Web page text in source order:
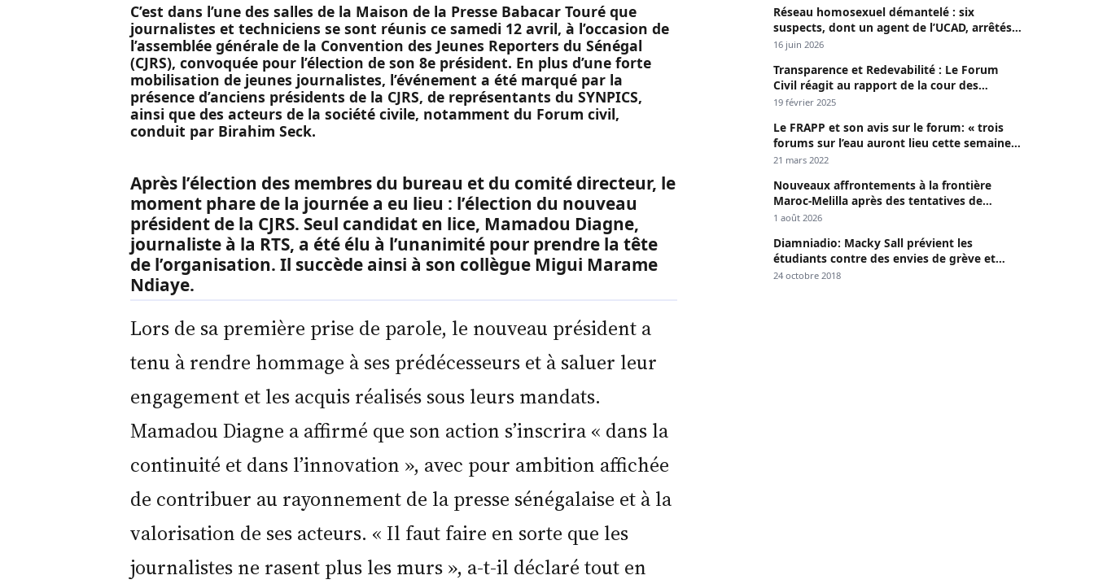
C’est dans l’une des salles de la Maison de la Presse Babacar Touré que
journalistes et techniciens se sont réunis ce samedi 12 avril, à l’occasion de
l’assemblée générale de la Convention des Jeunes Reporters du Sénégal
(CJRS), convoquée pour l’élection de son 8e président. En plus d’une forte
mobilisation de jeunes journalistes, l’événement a été marqué par la
présence d’anciens présidents de la CJRS, de représentants du SYNPICS,
ainsi que des acteurs de la société civile, notamment du Forum civil,
conduit par Birahim Seck.
Après l’élection des membres du bureau et du comité directeur, le
moment phare de la journée a eu lieu : l’élection du nouveau
président de la CJRS. Seul candidat en lice, Mamadou Diagne,
journaliste à la RTS, a été élu à l’unanimité pour prendre la tête
de l’organisation. Il succède ainsi à son collègue Migui Marame
Ndiaye.
Lors de sa première prise de parole, le nouveau président a
tenu à rendre hommage à ses prédécesseurs et à saluer leur
engagement et les acquis réalisés sous leurs mandats.
Mamadou Diagne a affirmé que son action s’inscrira « dans la
continuité et dans l’innovation », avec pour ambition affichée
de contribuer au rayonnement de la presse sénégalaise et à la
valorisation de ses acteurs. « Il faut faire en sorte que les
journalistes ne rasent plus les murs », a-t-il déclaré tout en
Réseau homosexuel démantelé : six
suspects, dont un agent de l’UCAD, arrêtés à
Keur Massar ; l’un avoue avoir propagé le
16 juin 2026
Transparence et Redevabilité : Le Forum
Civil réagit au rapport de la cour des
comptes
19 février 2025
Le FRAPP et son avis sur le forum: « trois
forums sur l’eau auront lieu cette semaine à
Dakar »
21 mars 2022
Nouveaux affrontements à la frontière
Maroc-Melilla après des tentatives de
passage
1 août 2026
Diamniadio: Macky Sall prévient les
étudiants contre des envies de grève et
menace
24 octobre 2018